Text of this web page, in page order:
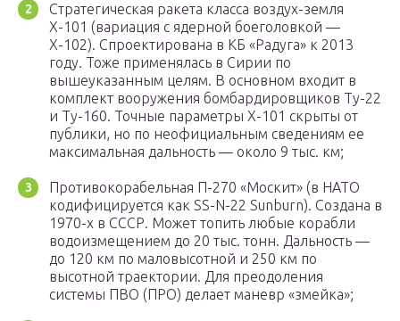
Стратегическая ракета класса воздух-земля
Х-101 (вариация с ядерной боеголовкой —
Х-102). Спроектирована в КБ «Радуга» к 2013
году. Тоже применялась в Сирии по
вышеуказанным целям. В основном входит в
комплект вооружения бомбардировщиков Ту-22
и Ту-160. Точные параметры Х-101 скрыты от
публики, но по неофициальным сведениям ее
максимальная дальность — около 9 тыс. км;
Противокорабельная П-270 «Москит» (в НАТО
кодифицируется как SS-N-22 Sunburn). Создана в
1970-х в СССР. Может топить любые корабли
водоизмещением до 20 тыс. тонн. Дальность —
до 120 км по маловысотной и 250 км по
высотной траектории. Для преодоления
системы ПВО (ПРО) делает маневр «змейка»;